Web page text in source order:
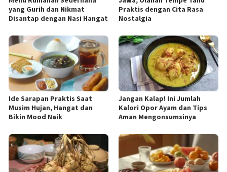
yang Gurih dan Nikmat
Disantap dengan Nasi Hangat
Praktis dengan Cita Rasa
Nostalgia
Ide Sarapan Praktis Saat
Musim Hujan, Hangat dan
Bikin Mood Naik
Jangan Kalap! Ini Jumlah
Kalori Opor Ayam dan Tips
Aman Mengonsumsinya